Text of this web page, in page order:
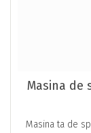
Masina de
Masina ta de